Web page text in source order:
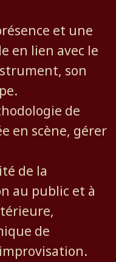
et une
en lien avec le
son
de
en scène, gérer
de la
au public et à
de